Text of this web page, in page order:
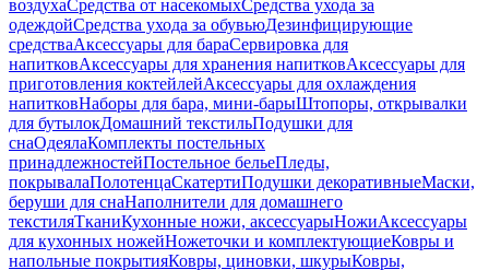
воздухаСредства от насекомыхСредства ухода за
одеждойСредства ухода за обувьюДезинфицирующие
средстваАксессуары для бараСервировка для
напитковАксессуары для хранения напитковАксессуары для
приготовления коктейлейАксессуары для охлаждения
напитковНаборы для бара, мини-барыШтопоры, открывалки
для бутылокДомашний текстильПодушки для
снаОдеялаКомплекты постельных
принадлежностейПостельное бельеПледы,
покрывалаПолотенцаСкатертиПодушки декоративныеМаски,
беруши для снаНаполнители для домашнего
текстиляТканиКухонные ножи, аксессуарыНожиАксессуары
для кухонных ножейНожеточки и комплектующиеКовры и
напольные покрытияКовры, циновки, шкурыКовры,